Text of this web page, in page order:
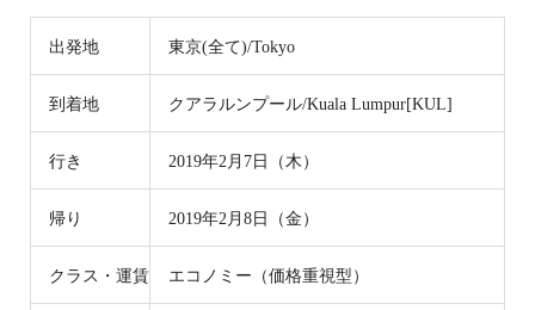
出発地 東京(全て)/Tokyo
到着地 クアラルンプール/Kuala Lumpur[KUL]
行き 2019年2月7日（木）
帰り 2019年2月8日（金）
クラス・運賃 エコノミー（価格重視型）